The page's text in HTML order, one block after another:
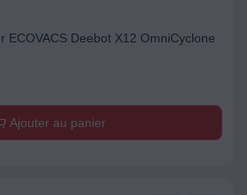
ECOVACS Deebot X12 OmniCyclone
Ajouter au panier